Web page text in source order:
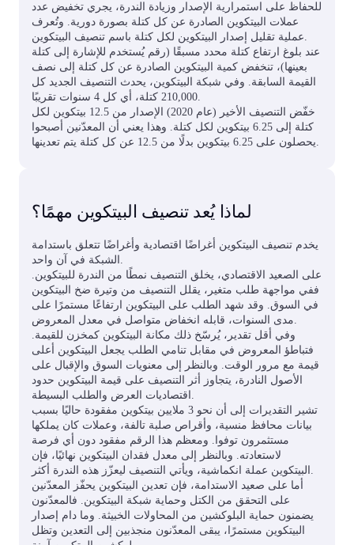
للحفاظ على استمرارية الإصدار وزيادة الندرة، يجري تخفيض عدد
عملات البيتكوين الصادرة عن كل كتلة بصورة دورية. وتُعرف
عملية تقليل إصدار البيتكوين لكل كتلة باسم تنصيف البيتكوين.
عند بلوغ ارتفاع كتلة محدد مسبقًا (رقم يُستخدم للإشارة إلى كتلة
بعينها)، تنخفض كمية البيتكوين الصادرة عن كل كتلة إلى نصف
القيمة السابقة. وفي شبكة البيتكوين، يحدث التنصيف الجديد كل
210,000 كتلة، أي كل 4 سنوات تقريبًا.
خفّض التنصيف الأخير (عام 2020) الإصدار من 12.5 بيتكوين لكل
كتلة إلى 6.25 بيتكوين لكل كتلة. وهذا يعني أن المعدّنين أصبحوا
يحصلون على 6.25 بيتكوين بدلًا من 12.5 عن كل كتلة يتم تعدينها.
لماذا يُعد تنصيف البيتكوين مهمًا؟
يخدم تنصيف البيتكوين أغراضًا اقتصادية وأغراضًا تتعلق باستدامة
على الصعيد الاقتصادي، يخلق التنصيف نمطًا من الندرة للبيتكوين.
ففي مواجهة طلب متغير، يقلل التنصيف من وتيرة ضخ البيتكوين
في السوق. وقد شهد الطلب على البيتكوين ارتفاعًا مستمرًا على
وفي أقل تقدير، يُرسّخ ذلك مكانة البيتكوين كمخزن للقيمة.
فتباطؤ المعروض في مقابل تنامي الطلب يجعل البيتكوين أعلى
قيمة مع مرور الوقت. وبالنظر إلى معنويات السوق والإقبال على
الأصول النادرة، يتجاوز أثر التنصيف على قيمة البيتكوين حدود
تشير التقديرات إلى أن نحو 3 ملايين بيتكوين مفقودة حاليًا بسبب
بيانات محافظ منسية، وأقراص صلبة تالفة، وعملات كان يملكها
مستثمرون توفوا. ومعظم هذا الرقم مفقود دون أي فرصة
لاستعادته. وبالنظر إلى معدل فقدان البيتكوين نهائيًا، فإن
أما على صعيد الاستدامة، فإن تعدين البيتكوين يحفّز المعدّنين
على التحقق من الكتل وحماية شبكة البيتكوين. فالمعدّنون
يضمنون حماية البلوكشين من المحاولات الخبيثة. وما دام إصدار
البيتكوين مستمرًا، يبقى المعدّنون منجذبين إلى التعدين وتظل